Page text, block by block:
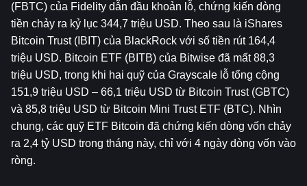
(FBTC) của Fidelity dẫn đầu khoản lỗ, chứng kiến ​​dòng
tiền chảy ra kỷ lục 344,7 triệu USD. Theo sau là iShares
Bitcoin Trust (IBIT) của BlackRock với số tiền rút 164,4
triệu USD. Bitcoin ETF (BITB) của Bitwise đã mất 88,3
triệu USD, trong khi hai quỹ của Grayscale lỗ tổng cộng
151,9 triệu USD – 66,1 triệu USD từ Bitcoin Trust (GBTC)
và 85,8 triệu USD từ Bitcoin Mini Trust ETF (BTC). Nhìn
chung, các quỹ ETF Bitcoin đã chứng kiến ​​dòng vốn chảy
ra 2,4 tỷ USD trong tháng này, chỉ với 4 ngày dòng vốn vào
ròng.